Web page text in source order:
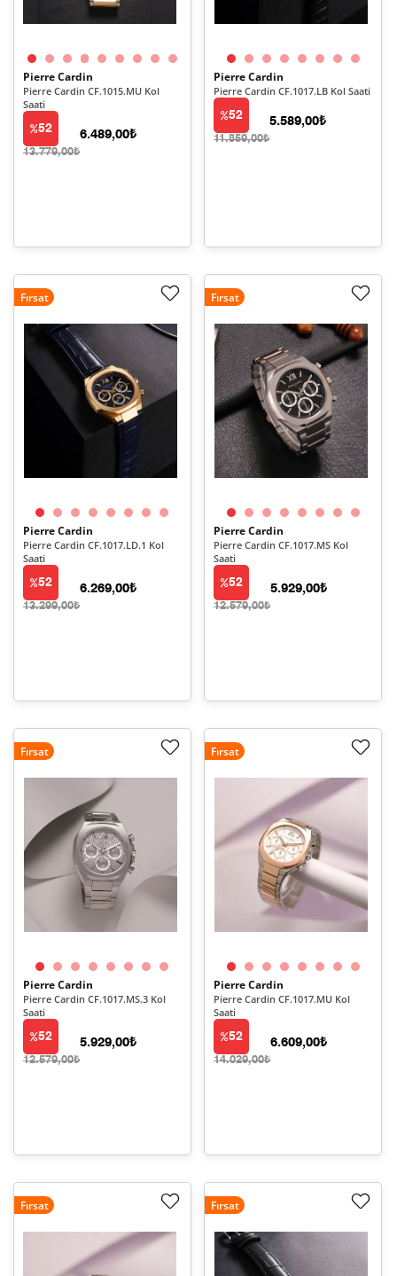
Pierre Cardin
Pierre Cardin CF.1015.MU Kol
Saati
52
13.779,00₺
6.489,00₺
Pierre Cardin
Pierre Cardin CF.1017.LB Kol Saati
52
11.859,00₺
5.589,00₺
Fırsat
Pierre Cardin
Pierre Cardin CF.1017.LD.1 Kol
Saati
52
13.299,00₺
6.269,00₺
Fırsat
Pierre Cardin
Pierre Cardin CF.1017.MS Kol
Saati
52
12.579,00₺
5.929,00₺
Fırsat
Pierre Cardin
Pierre Cardin CF.1017.MS.3 Kol
Saati
52
12.579,00₺
5.929,00₺
Fırsat
Pierre Cardin
Pierre Cardin CF.1017.MU Kol
Saati
52
14.029,00₺
6.609,00₺
Fırsat Fırsat